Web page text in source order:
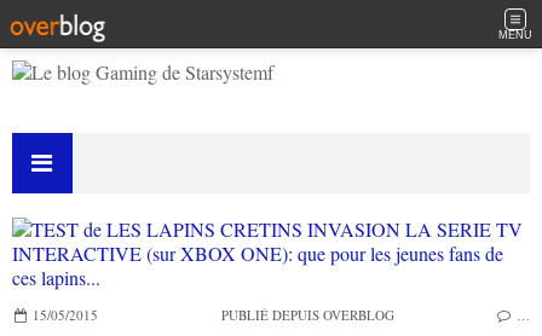
MENU
15/05/2015 PUBLIÉ DEPUIS OVERBLOG …